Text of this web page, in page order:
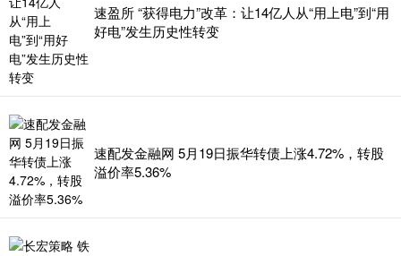
速盈所 “获得电力”改革：让14亿人从“用上电”到“用
好电”发生历史性转变
速配发金融网 5月19日振华转债上涨4.72%，转股
溢价率5.36%